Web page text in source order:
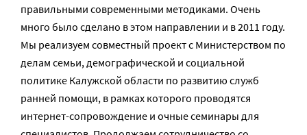
правильными современными методиками. Очень
много было сделано в этом направлении и в 2011 году.
Мы реализуем совместный проект с Министерством по
делам семьи, демографической и социальной
политике Калужской области по развитию служб
ранней помощи, в рамках которого проводятся
интернет-сопровождение и очные семинары для